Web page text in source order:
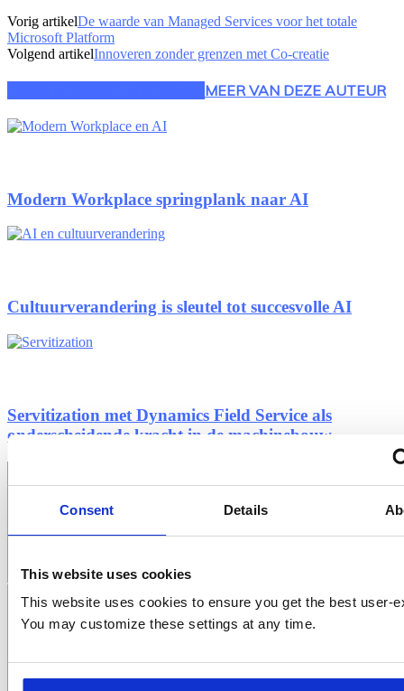
Consent Details
This website uses cookies
This website uses cookies to ensure you get the best user-
You may customize these settings at any time.
Vorig artikelDe waarde van Managed Services voor het totale
Microsoft Platform
Volgend artikelInnoveren zonder grenzen met Co-creatie
MEER VAN DEZE AUTEUR
Modern Workplace springplank naar AI
Cultuurverandering is sleutel tot succesvolle AI
Servitization met Dynamics Field Service als
onderscheidende kracht in de machinebouw
Contact
Wil je meer informatie?